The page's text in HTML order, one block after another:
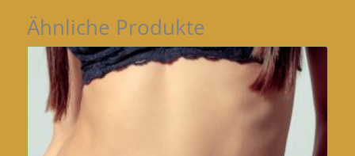
Ähnliche Produkte